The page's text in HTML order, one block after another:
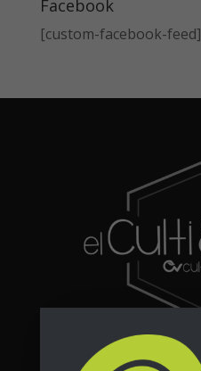
Facebook
[custom-facebook-feed]